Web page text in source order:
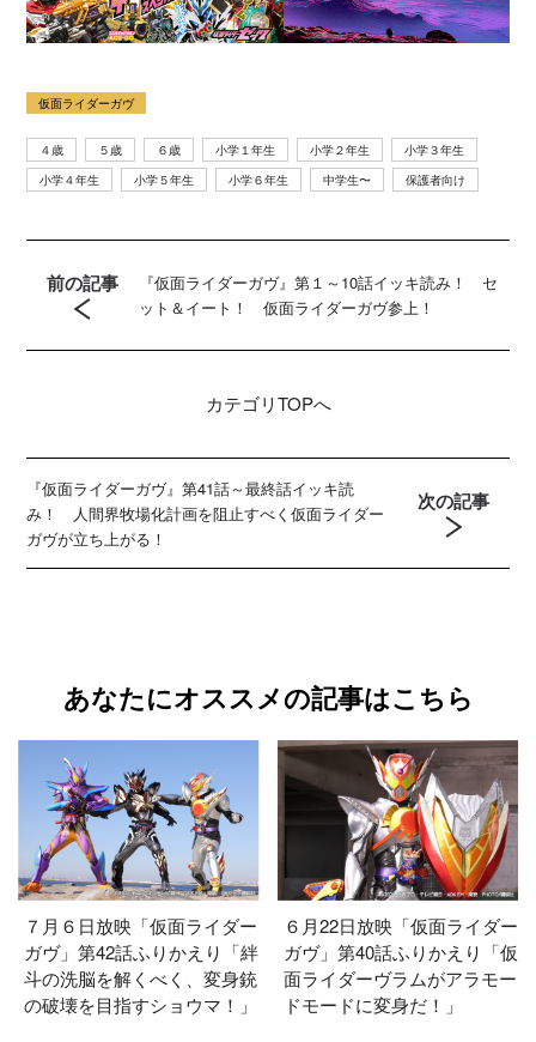
仮面ライダーガヴ
４歳 ５歳 ６歳 小学１年生 小学２年生
小学３年生
小学４年生
小学５年生 小学６年生 中学生〜 保護者向け
前の記事
『仮面ライダーガヴ』第１～10話イッキ読み！ セ
ット＆イート！ 仮面ライダーガヴ参上！
カテゴリTOPへ
『仮面ライダーガヴ』第41話～最終話イッキ読
み！ 人間界牧場化計画を阻止すべく仮面ライダー
ガヴが立ち上がる！
次の記事
あなたにオススメの記事はこちら
７月６日放映「仮面ライダー
ガヴ」第42話ふりかえり「絆
斗の洗脳を解くべく、変身銃
の破壊を目指すショウマ！」
６月22日放映「仮面ライダー
ガヴ」第40話ふりかえり「仮
面ライダーヴラムがアラモー
ドモードに変身だ！」